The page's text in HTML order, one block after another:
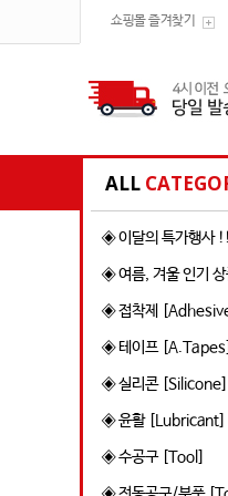
쇼핑몰 즐겨찾기
ALL
◈ 이달의 특가행사 !!
◈ 여름, 겨울 인기
◈ 접착제
◈ 테이프 [A.Tapes]
◈ 실리콘 [Silicone]
◈ 윤활 [Lubricant]
◈ 수공구 [Tool]